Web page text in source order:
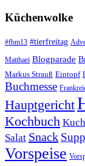
Küchenwolke
#fbm13 #tierfreitag
Matthaei Blogparade
Markus Strauß Eintopf
Buchmesse
Hauptgericht
Kochbuch
Salat Snack
Vorspeise